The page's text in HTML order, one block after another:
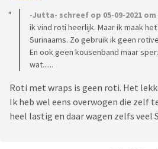
-Jutta- schreef op 05-09-2021 om
ik vind roti heerlijk. Maar ik maak
Surinaams. Zo gebruik ik geen
En ook geen kousenband maar
wat......
Roti met wraps is geen roti. Het
Ik heb wel eens overwogen die zelf
heel lastig en daar wagen zelfs veel